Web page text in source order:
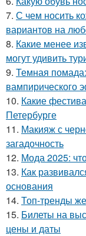
7. С чем носить
вариантов на
8. Какие менее
могут удивить
9. Темная
вампирического
10. Какие
Петербурге
11. Макияж с
загадочность
12. Мода 2025:
13. Как
основания
14. Топ-тренды
15. Билеты на
цены и даты